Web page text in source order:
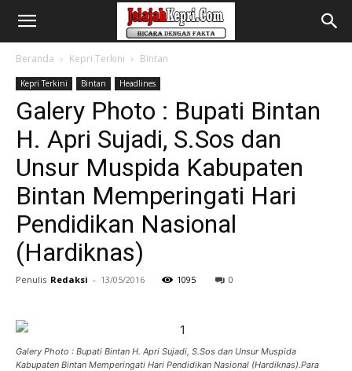
Beranda Kepri Terkini Bintan
Kepri Terkini Bintan Headlines
Galery Photo : Bupati Bintan
H. Apri Sujadi, S.Sos dan
Unsur Muspida Kabupaten
Bintan Memperingati Hari
Pendidikan Nasional
(Hardiknas)
Penulis Redaksi - 13/05/2016 1095 0
Galery Photo : Bupati Bintan H. Apri Sujadi, S.Sos dan Unsur Muspida
Kabupaten Bintan Memperingati Hari Pendidikan Nasional (Hardiknas).Para